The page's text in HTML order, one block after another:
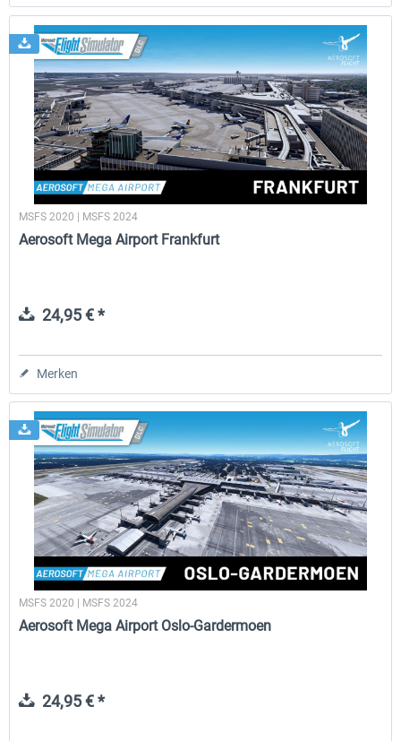
MSFS 2020 | MSFS 2024
Aerosoft Mega Airport Frankfurt
24,95 € *
Merken
MSFS 2020 | MSFS 2024
Aerosoft Mega Airport Oslo-Gardermoen
24,95 € *